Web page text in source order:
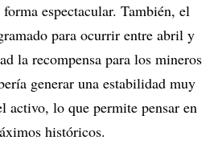
espectacular. También, el
para ocurrir entre abril y
la recompensa para los mineros
generar una estabilidad muy
activo, lo que permite pensar en
históricos.